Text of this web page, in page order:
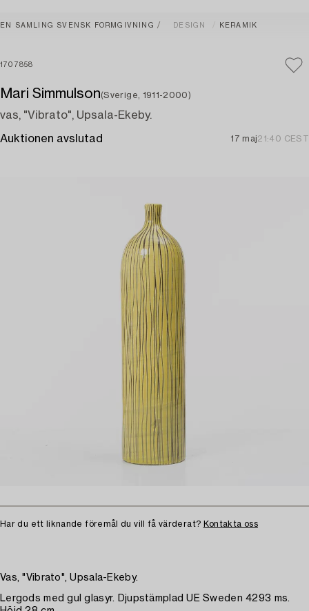
EN SAMLING SVENSK FORMGIVNING DESIGN KERAMIK
1707858
Mari Simmulson(Sverige, 1911-2000)
vas, "Vibrato", Upsala-Ekeby.
Auktionen avslutad 17 maj21:40 CEST
Har du ett liknande föremål du vill få värderat? Kontakta oss
Vas, "Vibrato", Upsala-Ekeby.
Lergods med gul glasyr. Djupstämplad UE Sweden 4293 ms.